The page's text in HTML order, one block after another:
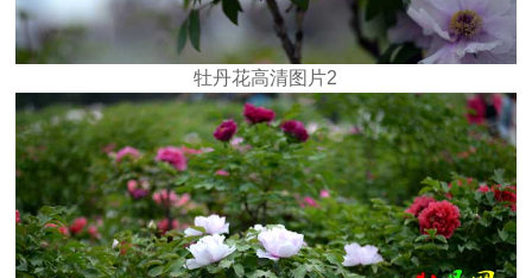
牡丹花高清图片2